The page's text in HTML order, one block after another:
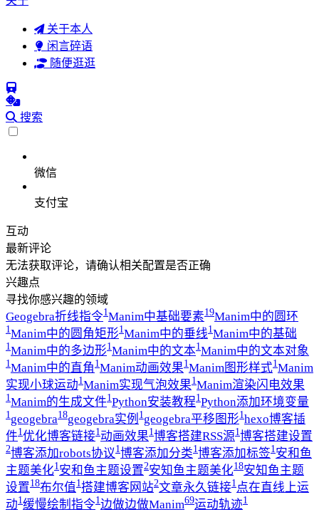
关于本人
闲言碎语
随便逛逛
搜索
微信
支付宝
互动
最新评论
无法获取评论，请确认相关配置是否正确
兴趣点
寻找你感兴趣的领域
Geogebra折线指令1Manim中基础要素19Manim中的圆环
1Manim中的圆角矩形1Manim中的垂线1Manim中的基础
1Manim中的多边形1Manim中的文本1Manim中的文本对象
1Manim中的直角 1Manim动画效果1Manim图形样式1Manim
实现小球运动1Manim实现气泡效果1Manim渲染闪电效果
1Manim的生成文件1Python安装教程1Python添加环境变量
1geogebra18geogebra实例 1geogebra平移图形1hexo博客插
件1优化博客链接1动画效果1博客搭建RSS源1博客搭建设置
2博客添加robots协议 1博客添加分类1博客添加标签1安和鱼
主题美化1安和鱼主题设置2安知鱼主题美化18安知鱼主题
设置18布尔值1搭建博客网站2文章永久链接1点在直线上运
动1缓慢绘制指令1边做边做Manim69运动轨迹1